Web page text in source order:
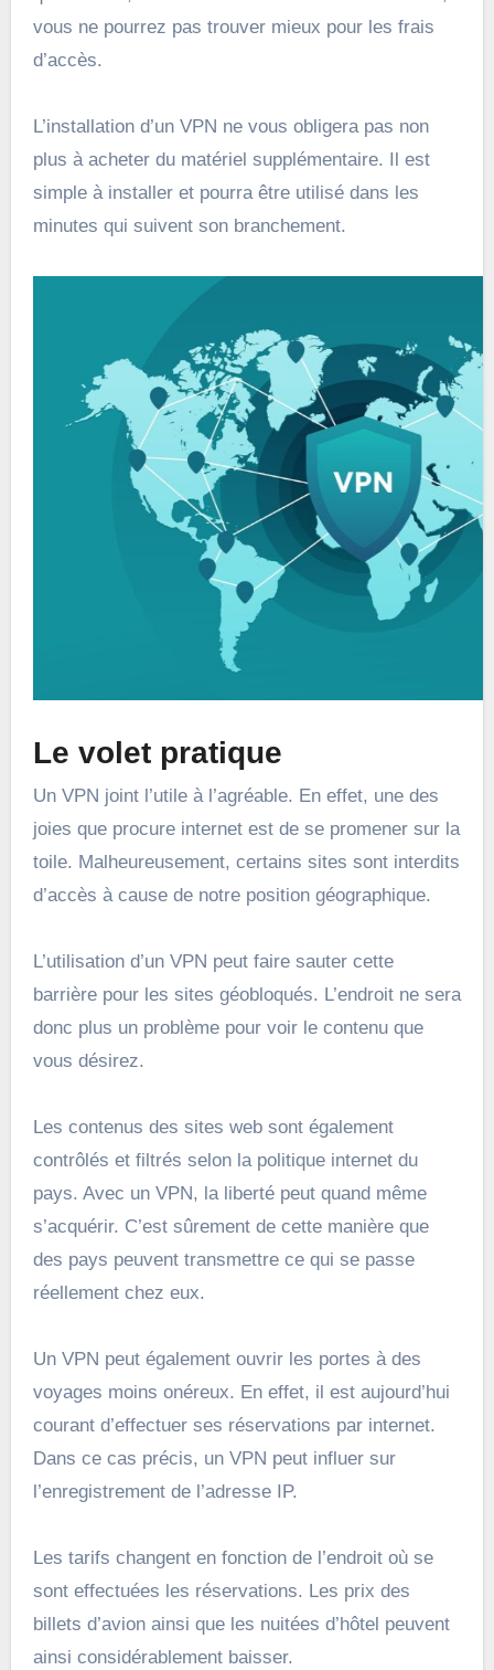
vous ne pourrez pas trouver mieux pour les frais
d’accès.
L’installation d’un VPN ne vous obligera pas non
plus à acheter du matériel supplémentaire. Il est
simple à installer et pourra être utilisé dans les
minutes qui suivent son branchement.
Le volet pratique
Un VPN joint l’utile à l’agréable. En effet, une des
joies que procure internet est de se promener sur la
toile. Malheureusement, certains sites sont interdits
d’accès à cause de notre position géographique.
L’utilisation d’un VPN peut faire sauter cette
barrière pour les sites géobloqués. L’endroit ne sera
donc plus un problème pour voir le contenu que
vous désirez.
Les contenus des sites web sont également
contrôlés et filtrés selon la politique internet du
pays. Avec un VPN, la liberté peut quand même
s’acquérir. C’est sûrement de cette manière que
des pays peuvent transmettre ce qui se passe
réellement chez eux.
Un VPN peut également ouvrir les portes à des
voyages moins onéreux. En effet, il est aujourd’hui
courant d’effectuer ses réservations par internet.
Dans ce cas précis, un VPN peut influer sur
l’enregistrement de l’adresse IP.
Les tarifs changent en fonction de l’endroit où se
sont effectuées les réservations. Les prix des
billets d’avion ainsi que les nuitées d’hôtel peuvent
ainsi considérablement baisser.